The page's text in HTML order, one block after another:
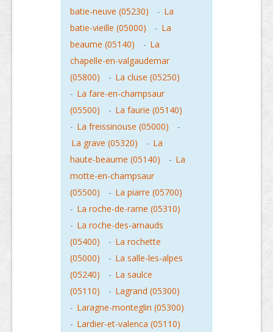
batie-neuve (05230)
- La
batie-vieille (05000)
- La
beaume (05140)
- La
chapelle-en-valgaudemar
(05800)
- La cluse (05250)
- La fare-en-champsaur
(05500)
- La faurie (05140)
- La freissinouse (05000)
-
La grave (05320)
- La
haute-beaume (05140)
- La
motte-en-champsaur
(05500)
- La piarre (05700)
- La roche-de-rame (05310)
- La roche-des-arnauds
(05400)
- La rochette
(05000)
- La salle-les-alpes
(05240)
- La saulce
(05110)
- Lagrand (05300)
- Laragne-monteglin (05300)
- Lardier-et-valenca (05110)